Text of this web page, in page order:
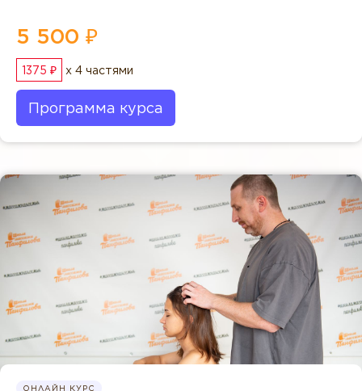
5 500 ₽
1375 ₽ x 4 частями
Программа курса
ОНЛАЙН КУРС